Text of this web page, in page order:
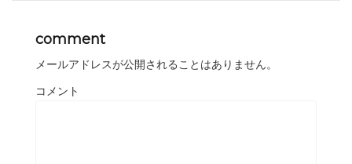
comment
メールアドレスが公開されることはありません。
コメント